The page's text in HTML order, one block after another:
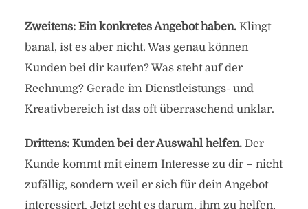
Zweitens: Ein konkretes Angebot haben.Klingt
banal, ist es aber nicht. Was genau können
Kunden bei dir kaufen? Was steht auf der
Rechnung? Gerade im Dienstleistungs- und
Kreativbereich ist das oft überraschend unklar.
Drittens: Kunden bei der Auswahl helfen.Der
Kunde kommt mit einem Interesse zu dir – nicht
zufällig, sondern weil er sich für dein Angebot
interessiert. Jetzt geht es darum, ihm zu helfen,